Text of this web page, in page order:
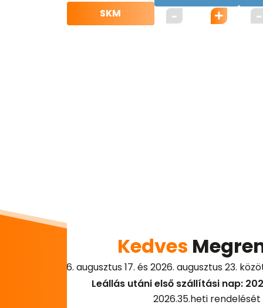
SKM
Kedves
2026. augusztus 17. és 2026. augusztus 23.
Leállás utáni első szállítási nap:
2026.35.heti